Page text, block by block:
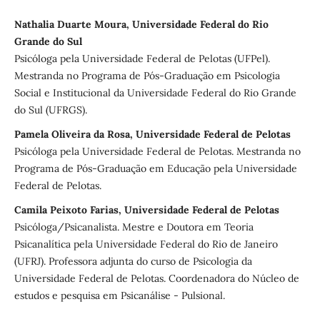
Nathalia Duarte Moura, Universidade Federal do Rio
Grande do Sul
Psicóloga pela Universidade Federal de Pelotas (UFPel).
Mestranda no Programa de Pós-Graduação em Psicologia
Social e Institucional da Universidade Federal do Rio Grande
do Sul (UFRGS).
Pamela Oliveira da Rosa, Universidade Federal de Pelotas
Psicóloga pela Universidade Federal de Pelotas. Mestranda no
Programa de Pós-Graduação em Educação pela Universidade
Federal de Pelotas.
Camila Peixoto Farias, Universidade Federal de Pelotas
Psicóloga/Psicanalista. Mestre e Doutora em Teoria
Psicanalítica pela Universidade Federal do Rio de Janeiro
(UFRJ). Professora adjunta do curso de Psicologia da
Universidade Federal de Pelotas. Coordenadora do Núcleo de
estudos e pesquisa em Psicanálise - Pulsional.